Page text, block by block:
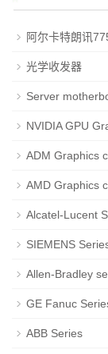
阿尔卡特朗讯
光学收发器
Server
NVIDIA GPU
ADM Graphics
AMD Graphics
Alcatel-Lucent
SIEMENS
Allen-Bradley
GE Fanuc
ABB Series